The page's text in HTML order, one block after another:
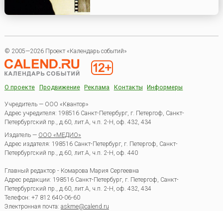
© 2005—2026 Проект «Календарь событий»
О проекте Продвижение Реклама Контакты Информеры
Учредитель — ООО «Квантор»
Адрес учредителя: 198516 Санкт-Петербург, г. Петергоф, Санкт-
Петербургский пр., д.60, лит.А, ч.п. 2-Н, оф. 432, 434
Издатель — ООО «МЕДИО»
Адрес издателя: 198516 Санкт-Петербург, г. Петергоф, Санкт-
Петербургский пр., д.60, лит.А, ч.п. 2-Н, оф. 440
Главный редактор - Комарова Мария Сергеевна
Адрес редакции: 198516 Санкт-Петербург, г. Петергоф, Санкт-
Петербургский пр., д.60, лит.А, ч.п. 2-Н, оф. 432, 434
Телефон: +7 812 640-06-60
Электронная почта: askme@calend.ru